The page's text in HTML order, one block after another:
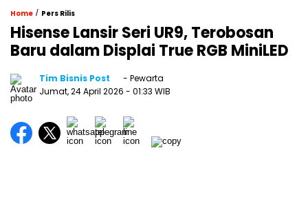
Home / Pers Rilis
Hisense Lansir Seri UR9, Terobosan
Baru dalam Displai True RGB MiniLED
Tim Bisnis Post
- Pewarta
Jumat, 24 April 2026 - 01:33 WIB